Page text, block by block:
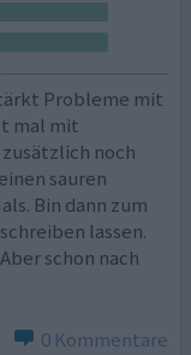
Probleme mit
mal mit
noch
sauren
Bin dann zum
lassen.
schon nach
0 Kommentare